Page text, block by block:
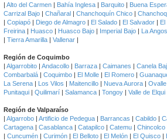
| Alto del Carmen | Bahía Inglesa | Barquito | Buena
Carrizal Bajo | Chañaral | Chanchoquín Chico |
| Copiapó | Diego de Almagro | El Salado | El Salvador | El
Freirina | Huasco | Huasco Bajo | Imperial Bajo | La
| Tierra Amarilla | Vallenar |
Región de Coquimbo
| Algarrobito | Andacollo | Barraza | Caimanes | Canela
Combarbalá | Coquimbo | El Molle | El Romero |
La Serena | Los Vilos | Maitencillo | Nueva Aurora | Ovalle
Punitaqui | Quilimarí | Salamanca | Tongoy | Valle de Elqui
Región de Valparaíso
| Algarrobo | Artificio de Pedegua | Barrancas | Cabildo |
Cartagena | Casablanca | Catapilco | Catemu | Chincolco
| Cuncumén | Curimón | El Belloto | El Melón | El Quisco |